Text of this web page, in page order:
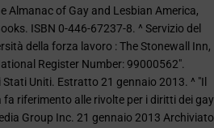
Almanac of Gay and Lesbian America,
ISBN 0-446-67237-8. ^ Servizio del
della forza lavoro : The Stonewall Inn,
Register Number: 99000562".
Uniti. Estratto 21 gennaio 2013. ^ "Il
riferimento alle rivolte per i diritti dei gay
Group Inc. 21 gennaio 2013 Archiviato